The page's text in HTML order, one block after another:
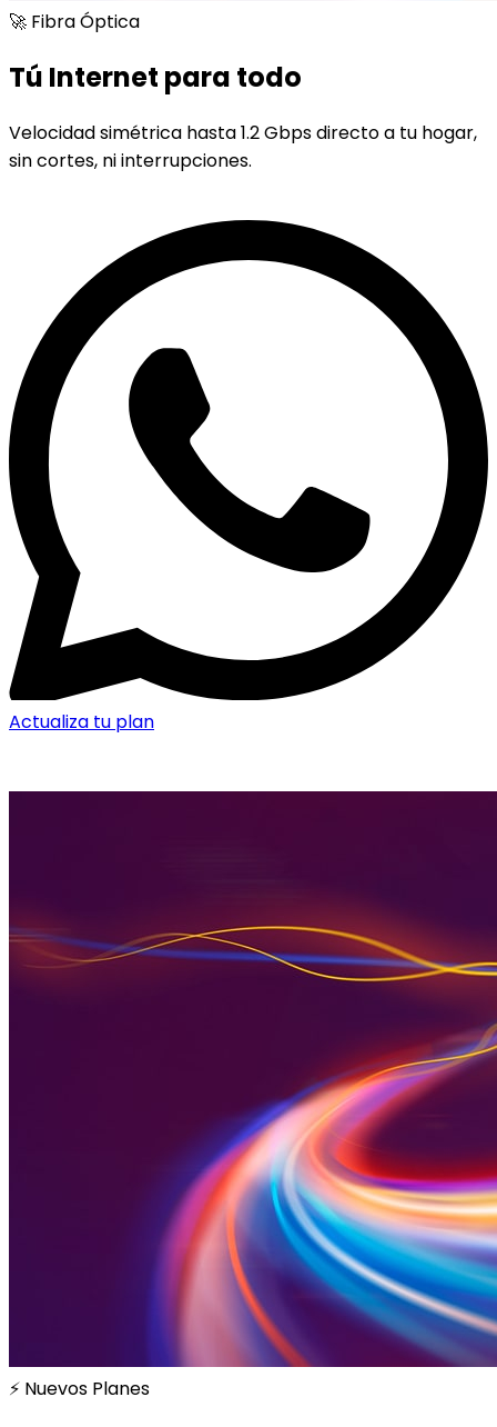
🚀 Fibra Óptica
Tú Internet para todo
Velocidad simétrica hasta 1.2 Gbps directo a tu hogar,
sin cortes, ni interrupciones.
Actualiza tu plan
⚡ Nuevos Planes